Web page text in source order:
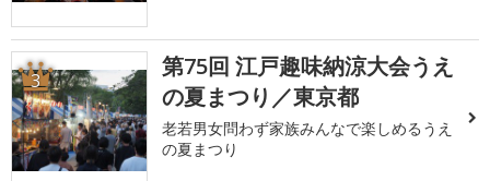
3
第75回 江戸趣味納涼大会うえ
の夏まつり／東京都
老若男女問わず家族みんなで楽しめるうえ
の夏まつり